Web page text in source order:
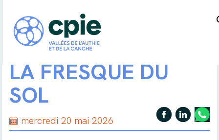
LA FRESQUE DU
SOL
mercredi 20 mai 2026